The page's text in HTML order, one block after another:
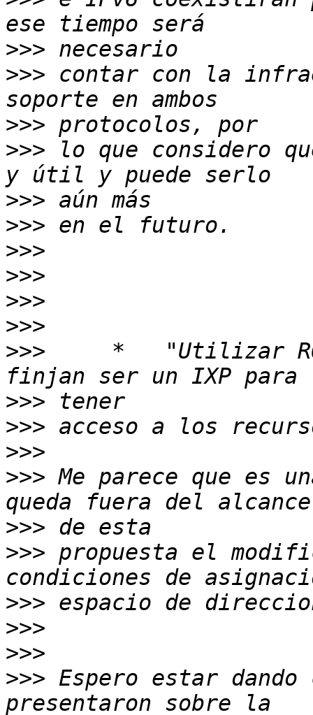
>>>
>>> contar con la
>>>
>>> lo que considero
>>>
>>>
>>>
>>>
>>>
>>>
>>> *   "Utilizar
>>>
>>>
>>>
>>> Me parece que es
>>>
>>> propuesta el
>>>
>>>
>>>
>>> Espero estar